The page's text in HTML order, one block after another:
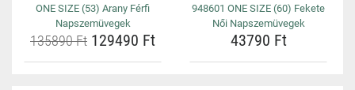
ONE SIZE (53) Arany Férfi
Napszemüvegek
135890 Ft 129490 Ft
948601 ONE SIZE (60) Fekete
Női Napszemüvegek
43790 Ft